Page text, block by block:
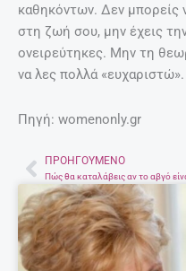
καθηκόντων. Δεν μπορείς
στη ζωή σου, μην έχεις
ονειρεύτηκες. Μην τη
να λες πολλά «ευχαριστώ».
Πηγή: womenonly.gr
PrevΠΡΟΗΓΟΎΜΕΝΟ